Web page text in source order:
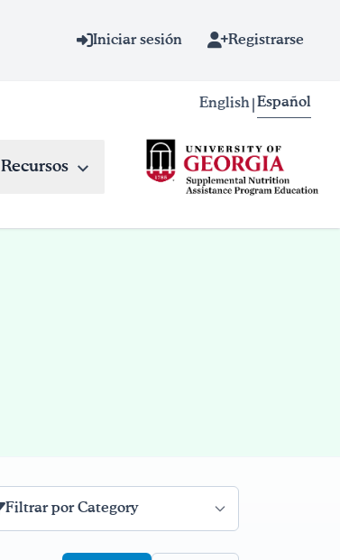
Iniciar sesión Registrarse
English Español
Recursos
Filtrar por Category